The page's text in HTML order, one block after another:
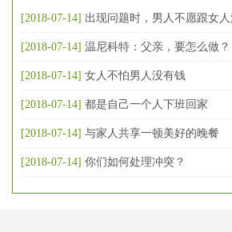
[2018-07-14] 出现问题时，男人不愿跟女
[2018-07-14] 温尼科特：父亲，要怎么做？
[2018-07-14] 女人不怕男人没有钱
[2018-07-14] 都是自己一个人下班回家
[2018-07-14] 与家人共享一顿美好的晚餐
[2018-07-14] 你们如何处理冲突？